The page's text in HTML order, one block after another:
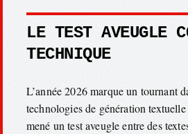
LE TEST AVEUGLE
TECHNIQUE
L’année 2026 marque un tournant
technologies de génération
mené un test aveugle entre des